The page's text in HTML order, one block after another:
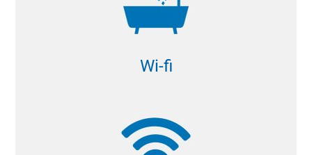
Wi-fi